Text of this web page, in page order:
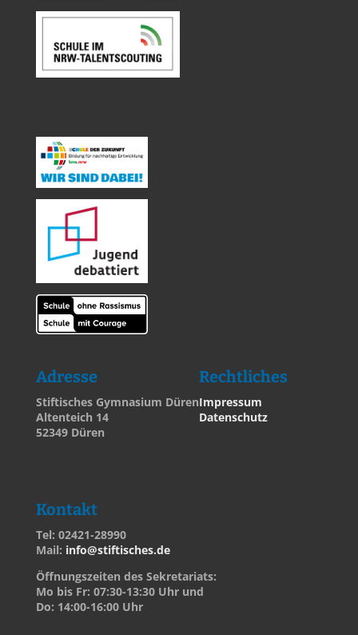
Adresse
Stiftisches Gymnasium Düren
Altenteich 14
52349 Düren
Rechtliches
Impressum
Datenschutz
Kontakt
Tel: 02421-28990
Mail: info@stiftisches.de
Öffnungszeiten des Sekretariats:
Mo bis Fr: 07:30-13:30 Uhr und
Do: 14:00-16:00 Uhr